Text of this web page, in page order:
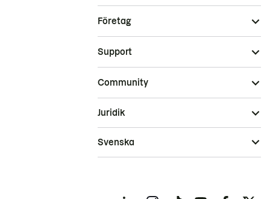
Företag
Support
Community
Juridik
Svenska